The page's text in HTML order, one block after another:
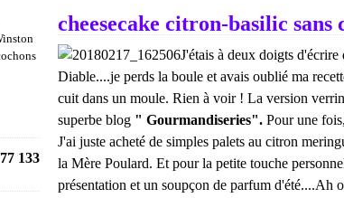
133
cheesecake citron-basilic sans
J'étais à deux doigts d'écrire
Diable....je perds la boule et avais oublié ma
cuit dans un moule. Rien à voir ! La version
superbe blog " Gourmandiseries". Pour une
J'ai juste acheté de simples palets au citron
la Mère Poulard. Et pour la petite touche
présentation et un soupçon de parfum d'été....Ah